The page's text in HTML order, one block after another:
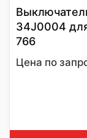
34J0004 для
766
Цена по